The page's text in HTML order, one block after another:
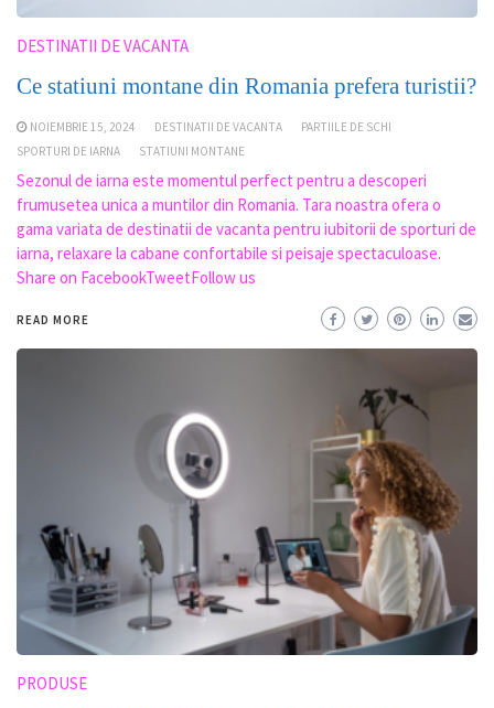
DESTINATII DE VACANTA
Ce statiuni montane din Romania prefera turistii?
NOIEMBRIE 15, 2024 DESTINATII DE VACANTA
PARTIILE DE SCHI
SPORTURI DE IARNA
STATIUNI MONTANE
Sezonul de iarna este momentul perfect pentru a descoperi
frumusetea unica a muntilor din Romania. Tara noastra ofera o
gama variata de destinatii de vacanta pentru iubitorii de sporturi de
iarna, relaxare la cabane confortabile si peisaje spectaculoase.
Share on FacebookTweetFollow us
READ MORE
PRODUSE